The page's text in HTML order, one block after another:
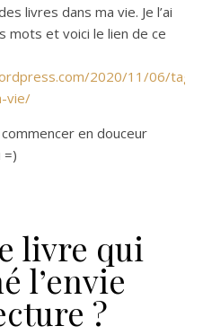
livres dans ma vie. Je l’ai
mots et voici le lien de ce
2020/11/06/tag-
vie/
en douceur
=)
livre qui
l’envie
?